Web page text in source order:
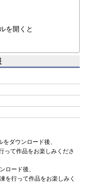
を開くと
ダウンロード後、
って作品をお楽しみくださ
ロード後、
を行って作品をお楽しみく